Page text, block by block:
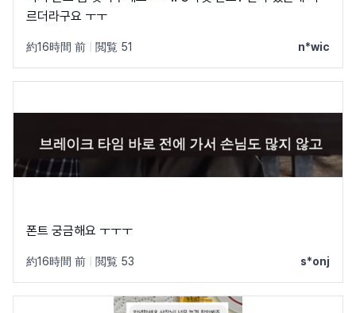
르더라구요 ㅜㅜ
約16時間 前 閲覧 51 n*wic
폰트 궁금해요 ㅜㅜㅜ
約16時間 前 閲覧 53 s*onj